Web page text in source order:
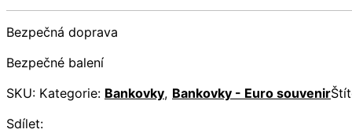
Bezpečná doprava
Bezpečné balení
SKU: Kategorie: Bankovky, Bankovky - Euro souvenir
Sdílet: